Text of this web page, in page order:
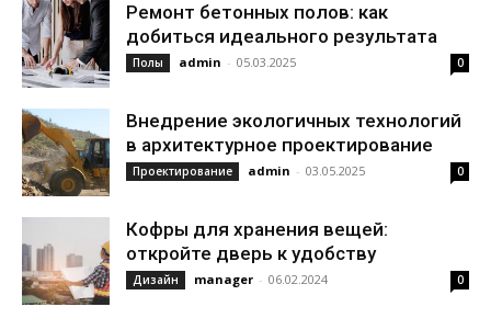
Ремонт бетонных полов: как
добиться идеального результата
Полы admin - 05.03.2025 0
Внедрение экологичных технологий
в архитектурное проектирование
Проектирование admin - 03.05.2025 0
Кофры для хранения вещей:
откройте дверь к удобству
Дизайн manager - 06.02.2024 0